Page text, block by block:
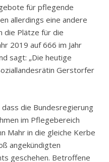
für pflegende
allerdings eine andere
die Plätze für die
2019 auf 666 im Jahr
sagt: „Die heutige
Gerstorfer
die Bundesregierung
im Pflegebereich
Mahr in die gleiche Kerbe
angekündigten
geschehen. Betroffene